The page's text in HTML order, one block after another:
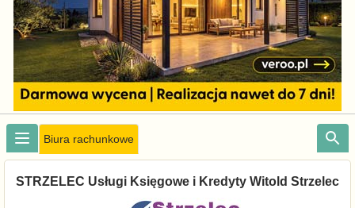
Biura rachunkowe
STRZELEC Usługi Księgowe i Kredyty Witold Strzelec